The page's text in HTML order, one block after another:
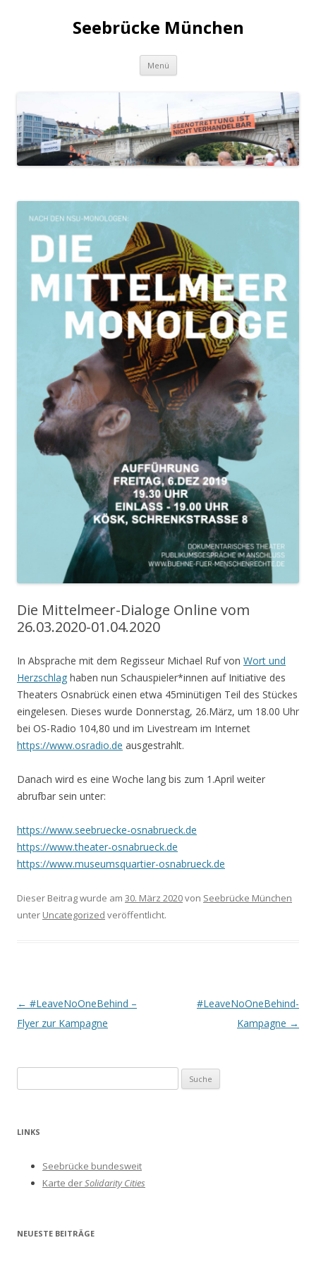
Seebrücke München
Menü Zum
springen
Die Mittelmeer-Dialoge Online vom
26.03.2020-01.04.2020
In Absprache mit dem Regisseur Michael Ruf von Wort und
Herzschlag haben nun Schauspieler*innen auf Initiative des
Theaters Osnabrück einen etwa 45minütigen Teil des Stückes
eingelesen. Dieses wurde Donnerstag, 26.März, um 18.00 Uhr
bei OS-Radio 104,80 und im Livestream im Internet
https://www.osradio.de ausgestrahlt.
Danach wird es eine Woche lang bis zum 1.April weiter
abrufbar sein unter:
https://www.seebruecke-osnabrueck.de
https://www.theater-osnabrueck.de
https://www.museumsquartier-osnabrueck.de
Dieser Beitrag wurde am 30. März 2020von Seebrücke München
unter Uncategorized veröffentlicht.
Beitrags-
Navigation
← #LeaveNoOneBehind –
Flyer zur Kampagne
#LeaveNoOneBehind-
Kampagne →
u
LINKS
Seebrücke bundesweit
Karte derSolidarity Cities
NEUESTE BEITRÄGE